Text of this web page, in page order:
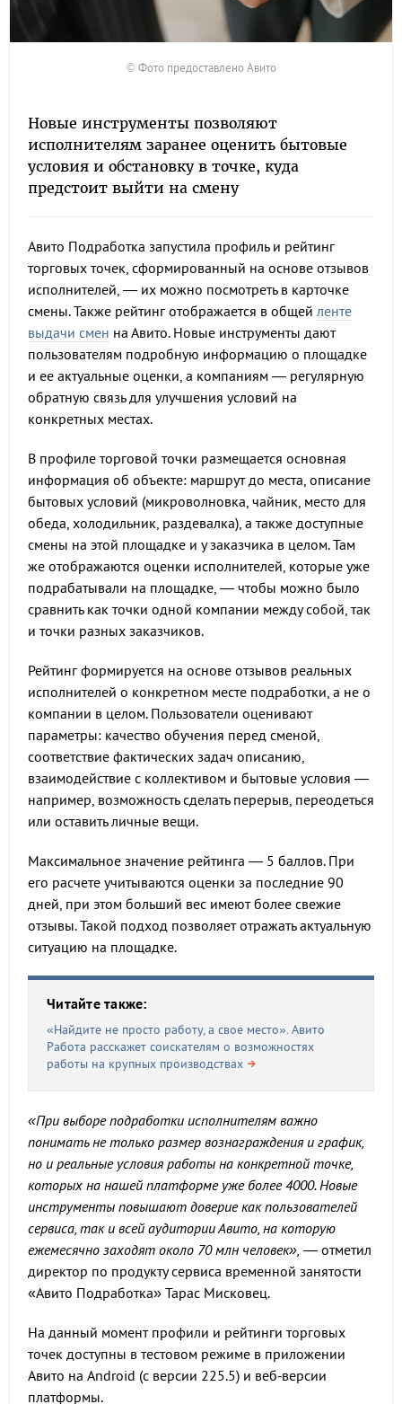
© Фото предоставлено Авито
Новые инструменты позволяют
исполнителям заранее оценить бытовые
условия и обстановку в точке, куда
предстоит выйти на смену
Авито Подработка запустила профиль и рейтинг
торговых точек, сформированный на основе отзывов
исполнителей, — их можно посмотреть в карточке
смены. Также рейтинг отображается в общей ленте
выдачи смен на Авито. Новые инструменты дают
пользователям подробную информацию о площадке
и ее актуальные оценки, а компаниям — регулярную
обратную связь для улучшения условий на
конкретных местах.
В профиле торговой точки размещается основная
информация об объекте: маршрут до места, описание
бытовых условий (микроволновка, чайник, место для
обеда, холодильник, раздевалка), а также доступные
смены на этой площадке и у заказчика в целом. Там
же отображаются оценки исполнителей, которые уже
подрабатывали на площадке, — чтобы можно было
сравнить как точки одной компании между собой, так
и точки разных заказчиков.
Рейтинг формируется на основе отзывов реальных
исполнителей о конкретном месте подработки, а не о
компании в целом. Пользователи оценивают
параметры: качество обучения перед сменой,
соответствие фактических задач описанию,
взаимодействие с коллективом и бытовые условия —
например, возможность сделать перерыв, переодеться
или оставить личные вещи.
Максимальное значение рейтинга — 5 баллов. При
его расчете учитываются оценки за последние 90
дней, при этом больший вес имеют более свежие
отзывы. Такой подход позволяет отражать актуальную
ситуацию на площадке.
Читайте также:
«Найдите не просто работу, а свое место». Авито
Работа расскажет соискателям о возможностях
работы на крупных производствах
«При выборе подработки исполнителям важно
понимать не только размер вознаграждения и график,
но и реальные условия работы на конкретной точке,
которых на нашей платформе уже более 4000. Новые
инструменты повышают доверие как пользователей
сервиса, так и всей аудитории Авито, на которую
ежемесячно заходят около 70 млн человек», — отметил
директор по продукту сервиса временной занятости
«Авито Подработка» Тарас Мисковец.
На данный момент профили и рейтинги торговых
точек доступны в тестовом режиме в приложении
Авито на Android (с версии 225.5) и веб‑версии
платформы.